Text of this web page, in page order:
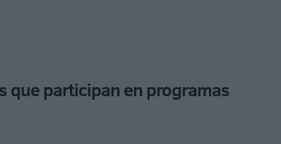
que participan en programas